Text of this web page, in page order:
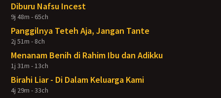
Diburu Nafsu Incest
9j 48m - 65ch
Panggilnya Teteh Aja, Jangan Tante
2j 51m - 8ch
Menanam Benih di Rahim Ibu dan Adikku
1j 31m - 13ch
Birahi Liar - Di Dalam Keluarga Kami
4j 29m - 33ch